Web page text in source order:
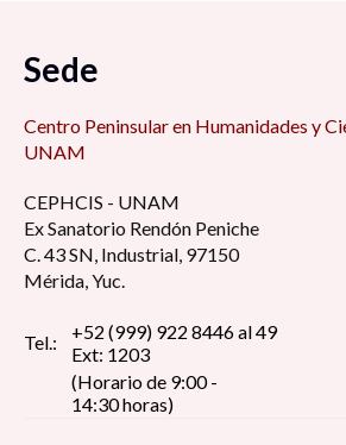
Sede
Centro Peninsular en Humanidades y
UNAM
CEPHCIS - UNAM
Ex Sanatorio Rendón Peniche
C. 43 SN, Industrial, 97150
Mérida, Yuc.
Tel.:
+52 (999) 922 8446 al 49
Ext: 1203
(Horario de 9:00 -
14:30 horas)